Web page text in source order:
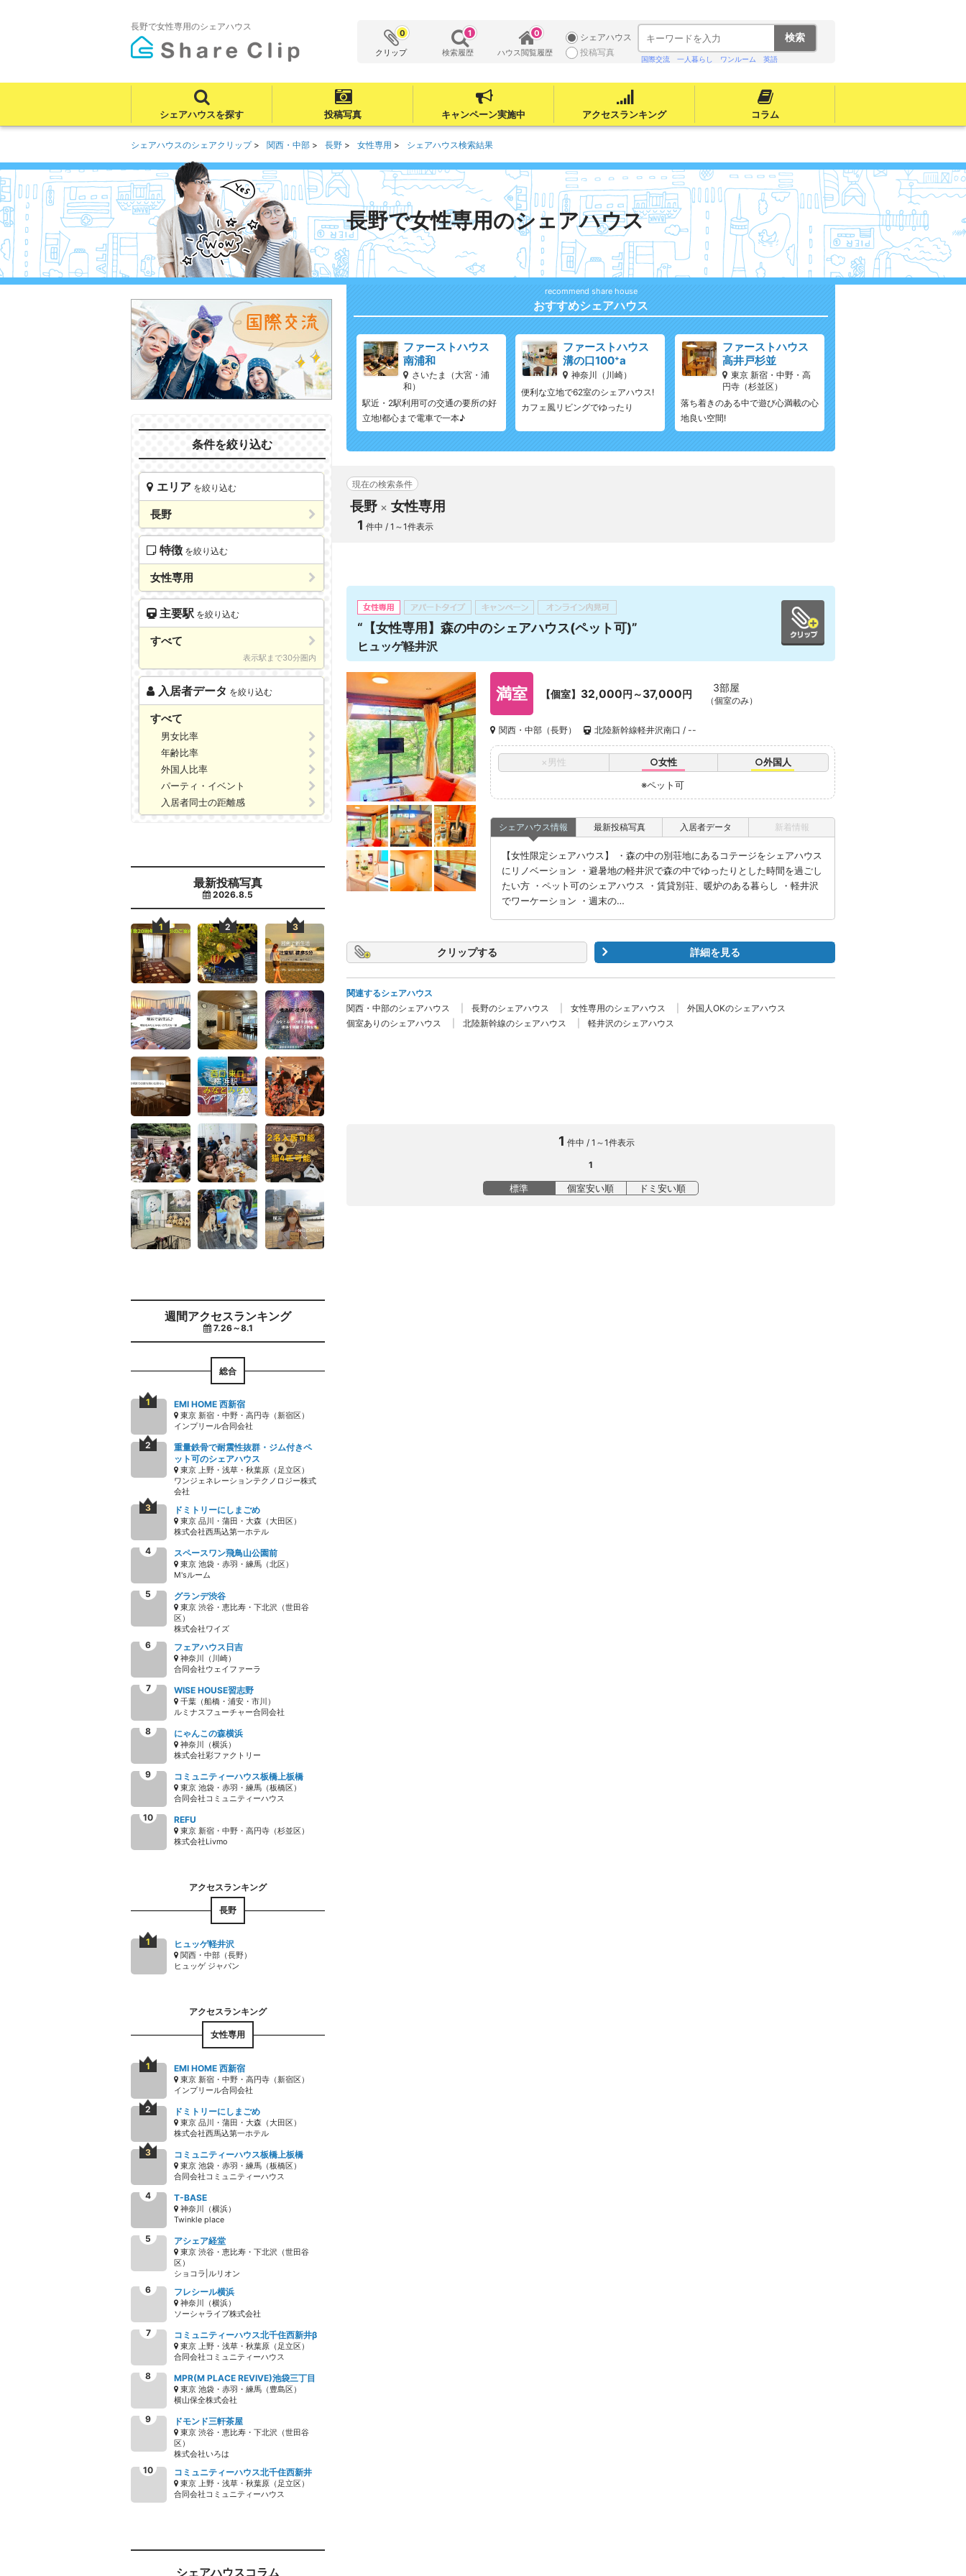
長野で女性専用のシェアハウス
クリップ
0
検索履歴
1
ハウス閲覧履歴
0
シェアハウス
投稿写真
国際交流 一人暮らし ワンルーム 英語
シェアハウスを探す 投稿写真 キャンペーン実施中 アクセスランキング コラム
シェアハウスのシェアクリップ 関西・中部 長野 女性専用 シェアハウス検索結果
長野で女性専用のシェアハウス
条件を絞り込む
エリア を絞り込む
長野
特徴 を絞り込む
女性専用
主要駅 を絞り込む
すべて
表示駅まで30分圏内
入居者データ を絞り込む
すべて
男女比率
年齢比率
外国人比率
パーティ・イベント
入居者同士の距離感
最新投稿写真
2026.8.5
週間アクセスランキング
7.26～8.1
総合
EMI HOME 西新宿
東京 新宿・中野・高円寺（新宿区）
インプリール合同会社
重量鉄骨で耐震性抜群・ジム付きペ
ット可のシェアハウス
東京 上野・浅草・秋葉原（足立区）
ワンジェネレーションテクノロジー株式
会社
ドミトリーにしまごめ
東京 品川・蒲田・大森（大田区）
株式会社西馬込第一ホテル
スペースワン飛鳥山公園前
東京 池袋・赤羽・練馬（北区）
M'sルーム
グランデ渋谷
東京 渋谷・恵比寿・下北沢（世田谷
区）
株式会社ワイズ
フェアハウス日吉
神奈川（川崎）
合同会社ウェイファーラ
WISE HOUSE習志野
千葉（船橋・浦安・市川）
ルミナスフューチャー合同会社
にゃんこの森横浜
神奈川（横浜）
株式会社彩ファクトリー
コミュニティーハウス板橋上板橋
東京 池袋・赤羽・練馬（板橋区）
合同会社コミュニティーハウス
REFU
東京 新宿・中野・高円寺（杉並区）
株式会社Livmo
長野
ヒュッゲ軽井沢
関西・中部（長野）
ヒュッゲ ジャパン
女性専用
EMI HOME 西新宿
東京 新宿・中野・高円寺（新宿区）
インプリール合同会社
ドミトリーにしまごめ
東京 品川・蒲田・大森（大田区）
株式会社西馬込第一ホテル
コミュニティーハウス板橋上板橋
東京 池袋・赤羽・練馬（板橋区）
合同会社コミュニティーハウス
T-BASE
神奈川（横浜）
Twinkle place
アシェア経堂
東京 渋谷・恵比寿・下北沢（世田谷
区）
ショコラ|ルリオン
フレシール横浜
神奈川（横浜）
ソーシャライブ株式会社
コミュニティーハウス北千住西新井β
東京 上野・浅草・秋葉原（足立区）
合同会社コミュニティーハウス
MPR(M PLACE REVIVE)池袋三丁目
東京 池袋・赤羽・練馬（豊島区）
横山保全株式会社
ドモンド三軒茶屋
東京 渋谷・恵比寿・下北沢（世田谷
区）
株式会社いろは
コミュニティーハウス北千住西新井
東京 上野・浅草・秋葉原（足立区）
合同会社コミュニティーハウス
シェアハウスコラム
おすすめシェアハウス
ファーストハウス
南浦和
さいたま（大宮・浦
和）
駅近・2駅利用可の交通の要所の好
立地!都心まで電車で一本♪
ファーストハウス
溝の口100⁺a
神奈川（川崎）
便利な立地で62室のシェアハウス!
カフェ風リビングでゆったり
ファーストハウス
高井戸杉並
東京 新宿・中野・高
円寺（杉並区）
落ち着きのある中で遊び心満載の心
地良い空間!
現在の検索条件
長野 女性専用
1 件中 / 1～1件表示
“【女性専用】森の中のシェアハウス(ペット可)”
ヒュッゲ軽井沢
満室 【個室】 32,000円～37,000円 3部屋
（個室のみ）
関西・中部（長野） 北陸新幹線軽井沢南口 / --
×男性 ○女性
○外国人
※ペット可
シェアハウス情報
【女性限定シェアハウス】 ・森の中の別荘地にあるコテージをシェアハウス
にリノベーション ・避暑地の軽井沢で森の中でゆったりとした時間を過ごし
たい方 ・ペット可のシェアハウス ・賃貸別荘、暖炉のある暮らし ・​軽井沢
でワーケーション ・週末の…
最新投稿写真 入居者データ 新着情報
クリップ 詳細を見る
関連するシェアハウス
関西・中部のシェアハウス
長野のシェアハウス 女性専用のシェアハウス
外国人OKのシェアハウス
個室ありのシェアハウス
北陸新幹線のシェアハウス 軽井沢のシェアハウス
1 件中 / 1～1件表示
1
標準 個室安い順 ドミ安い順